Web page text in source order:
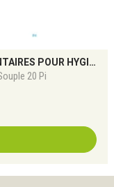
DEPROPHAR : ACCESSOIRES INTERDENTAIRES POUR HYGIÈNE BUCCO-DENTAIRE
20 Pi